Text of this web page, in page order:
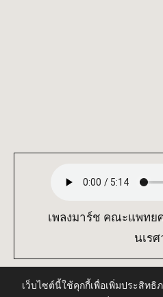
เว็บไซต์นี้ใช้คุกกี้เพื่อเพิ่มประสิทธิ
เพลงมาร์ช คณะแพทย
นเรศ